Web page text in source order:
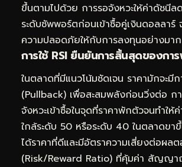
ขึ้นตามไปด้วย การรอจังหวะให้ค่าดัชนี
ระดับซัพพอร์ตก่อนเข้าซื้อคู่เงินดอลลาร์
ความปลอดภัยให้กับการลงทุนอย่างมาก
การใช้ RSI ยืนยันการสิ้นสุดของกา
ในตลาดที่มีแนวโน้มชัดเจน ราคามักจะมี
(Pullback) เพื่อสะสมพลังก่อนวิ่งต่อ ก
จังหวะเข้าซื้อในจุดที่ราคาพักตัวจนทำให้
ใกล้ระดับ 50 หรือระดับ 40 ในตลาดขา
ได้ราคาที่ดีและมีอัตราความเสี่ยงต่อผล
(Risk/Reward Ratio) ที่คุ้มค่า สัญญ